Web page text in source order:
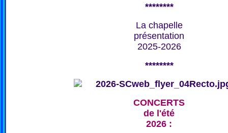
********
La chapelle
présentation
2025-2026
********
CONCERTS
de l'été
2026 :